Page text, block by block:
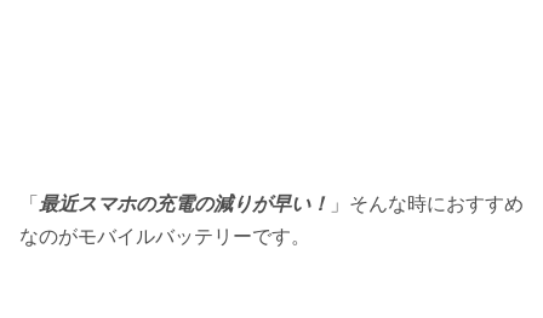
「 最近スマホの充電の減りが早い！ 」そんな時におすすめ
なのがモバイルバッテリーです。